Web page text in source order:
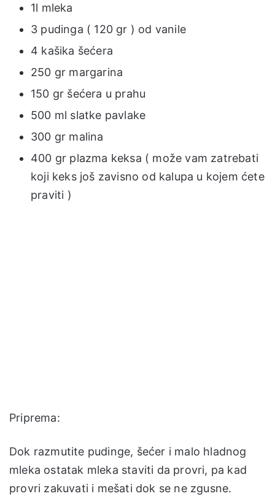
1l mleka
3 pudinga ( 120 gr ) od vanile
4 kašika šećera
250 gr margarina
150 gr šećera u prahu
500 ml slatke pavlake
300 gr malina
400 gr plazma keksa ( može vam zatrebati
koji keks još zavisno od kalupa u kojem ćete
praviti )
Priprema:
Dok razmutite pudinge, šećer i malo hladnog
mleka ostatak mleka staviti da provri, pa kad
provri zakuvati i mešati dok se ne zgusne.